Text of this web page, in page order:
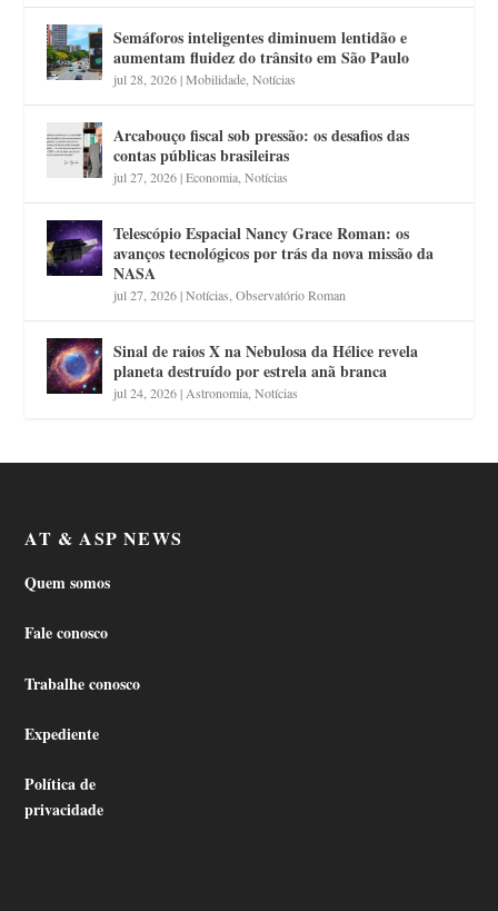
Semáforos inteligentes diminuem lentidão e
aumentam fluidez do trânsito em São Paulo
jul 28, 2026|Mobilidade ,Notícias
Arcabouço fiscal sob pressão: os desafios das
contas públicas brasileiras
jul 27, 2026|Economia ,Notícias
Telescópio Espacial Nancy Grace Roman: os
avanços tecnológicos por trás da nova missão da
NASA
jul 27, 2026|Notícias ,Observatório Roman
Sinal de raios X na Nebulosa da Hélice revela
planeta destruído por estrela anã branca
jul 24, 2026| Astronomia ,Notícias
AT & ASP NEWS
Quem somos
Fale conosco
Trabalhe conosco
Expediente
Política de
privacidade